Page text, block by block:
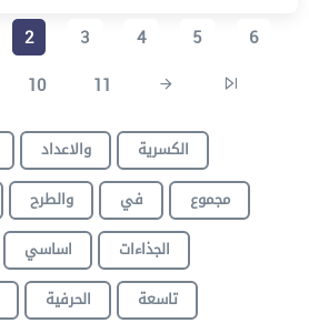
2 3 4 5
6
10 11
والاعداد
الكسرية
والطرح في
مجموع
اساسي
الجذاءات
الحرفية تاسعة